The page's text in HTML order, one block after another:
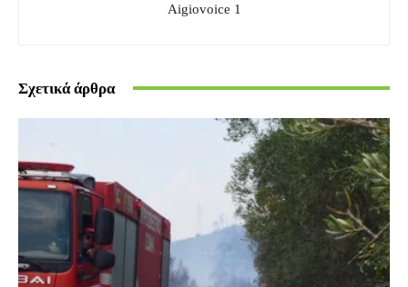
Aigiovoice 1
Σχετικά άρθρα